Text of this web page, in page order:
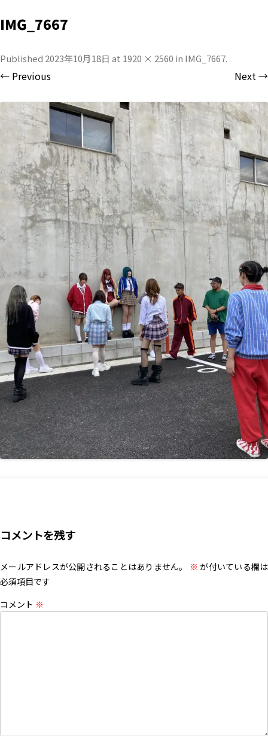
IMG_7667
Published 2023年10月18日 at 1920 × 2560 in IMG_7667.
← Previous Next →
コメントを残す
メールアドレスが公開されることはありません。 ※ が付いている欄は
必須項目です
コメント ※